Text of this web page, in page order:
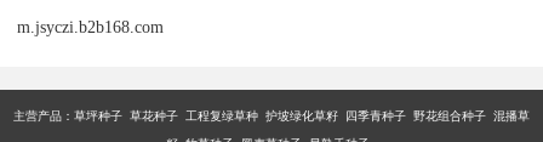
m.jsyczi.b2b168.com
主营产品： 草坪种子 草花种子 工程复绿草种 护坡绿化草籽 四季青种子 野花组合种子 混播草